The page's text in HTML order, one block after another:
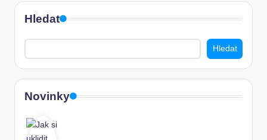
Hledat
Hledat
Novinky